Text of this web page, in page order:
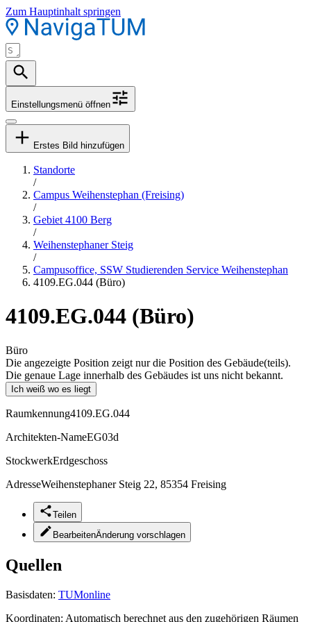
Zum Hauptinhalt springen
Einstellungsmenü öffnen
Erstes Bild hinzufügen
Standorte
/
Campus Weihenstephan (Freising)
/
Gebiet 4100 Berg
/
Weihenstephaner Steig
/
Campusoffice, SSW Studierenden Service Weihenstephan
4109.EG.044 (Büro)
4109.EG.044 (Büro)
Büro
Die angezeigte Position zeigt nur die Position des Gebäude(teils).
Die genaue Lage innerhalb des Gebäudes ist uns nicht bekannt.
Ich weiß wo es liegt
Raumkennung4109.EG.044
Architekten-NameEG03d
StockwerkErdgeschoss
AdresseWeihenstephaner Steig 22, 85354 Freising
Teilen
BearbeitenÄnderung vorschlagen
Quellen
Basisdaten: TUMonline
Koordinaten: Automatisch berechnet aus den zugehörigen Räumen